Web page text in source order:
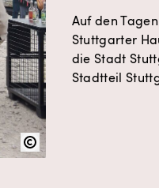
Auf den
Stuttgarter
die Stadt
Stadtteil